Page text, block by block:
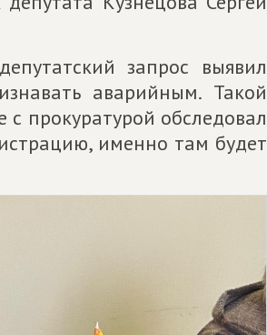
запрос выявил
аварийным. Такой
прокуратурой обследовал
именно там будет